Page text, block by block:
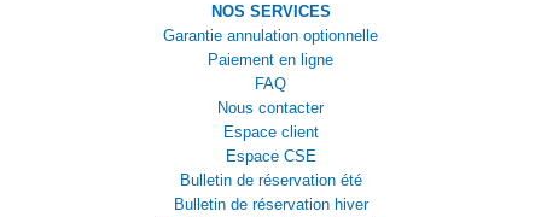
NOS SERVICES
Garantie annulation optionnelle
Paiement en ligne
FAQ
Nous contacter
Espace client
Espace CSE
Bulletin de réservation été
Bulletin de réservation hiver